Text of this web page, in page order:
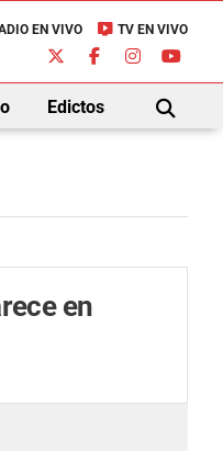
EN VIVO live_tv TV EN VIVO
Edictos
BUSCAR
en